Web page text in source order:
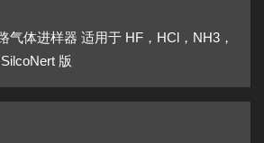
气体进样器 适用于 HF，HCl，NH3，
版